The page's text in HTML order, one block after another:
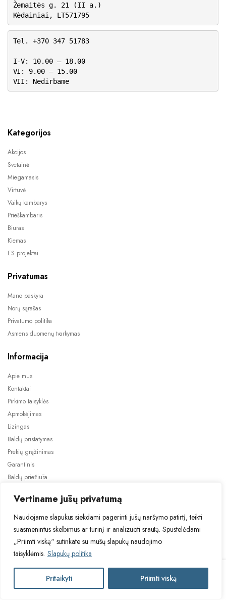
Vertiname jūsų privatumą
Naudojame slapukus siekdami pagerinti jūsų naršymo patirtį, teikti
suasmenintus skelbimus ar turinį ir analizuoti srautą. Spustelėdami
„Priimti viską“ sutinkate su mūsų slapukų naudojimo
taisyklėmis. Slapukų politika
Pritaikyti Priimti viskąĮ krepšelį
Žemaitės g. 21 (II a.)
Kėdainiai, LT571795
Tel. +370 347 51783
I-V: 10.00 – 18.00
VI: 9.00 – 15.00
VII: Nedirbame
Kategorijos
Akcijos
Svetainė
Miegamasis
Virtuvė
Vaikų kambarys
Prieškambaris
Biuras
Kiemas
ES projektai
Privatumas
Mano paskyra
Norų sąrašas
Privatumo politika
Asmens duomenų tvarkymas
Informacija
Apie mus
Kontaktai
Pirkimo taisyklės
Apmokėjimas
Lizingas
Baldų pristatymas
Prekių grąžinimas
Garantinis
Baldų priežiūra
2024 © Visos teisės saugomos. Be TauBaldai.lt sutikimo draudžiama
Asmens duomenų tvarkymas